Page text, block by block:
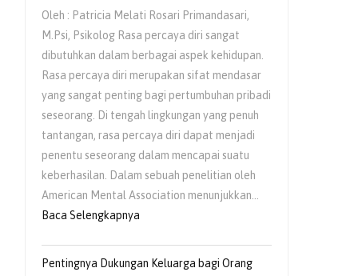
Sejak
Usia
Dini
Oleh : Patricia Melati Rosari Primandasari,
M.Psi, Psikolog Rasa percaya diri sangat
dibutuhkan dalam berbagai aspek kehidupan.
Rasa percaya diri merupakan sifat mendasar
yang sangat penting bagi pertumbuhan pribadi
seseorang. Di tengah lingkungan yang penuh
tantangan, rasa percaya diri dapat menjadi
penentu seseorang dalam mencapai suatu
keberhasilan. Dalam sebuah penelitian oleh
American Mental Association menunjukkan…
Baca Selengkapnya
Pentingnya Dukungan Keluarga bagi Orang